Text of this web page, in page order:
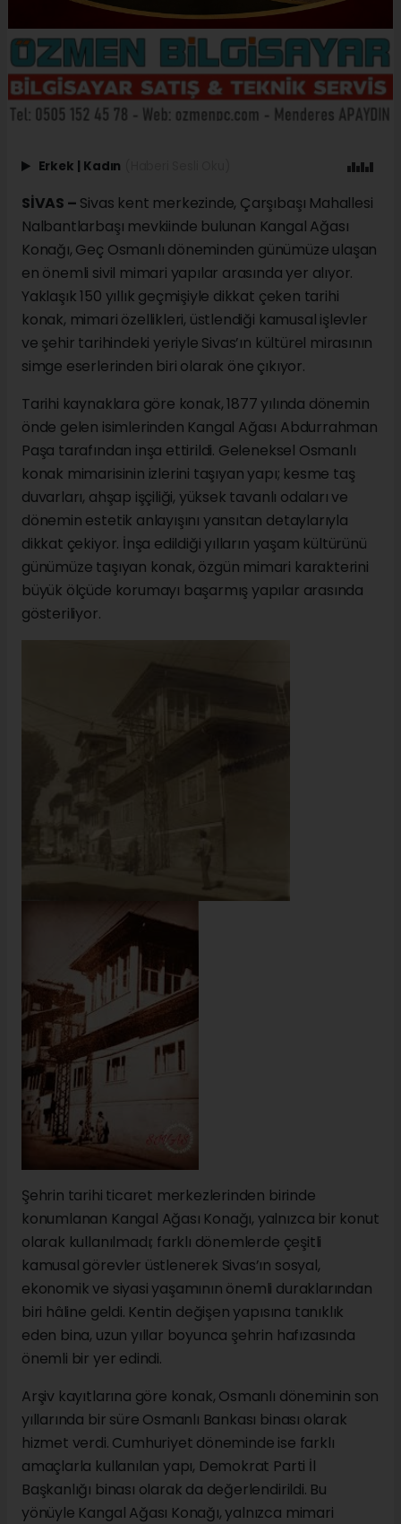
Erkek | Kadın
SİVAS – Sivas kent merkezinde, Çarşıbaşı Mahallesi
Nalbantlarbaşı mevkiinde bulunan Kangal Ağası
Konağı, Geç Osmanlı döneminden günümüze ulaşan
en önemli sivil mimari yapılar arasında yer alıyor.
Yaklaşık 150 yıllık geçmişiyle dikkat çeken tarihi
konak, mimari özellikleri, üstlendiği kamusal işlevler
ve şehir tarihindeki yeriyle Sivas’ın kültürel mirasının
simge eserlerinden biri olarak öne çıkıyor.
Tarihi kaynaklara göre konak, 1877 yılında dönemin
önde gelen isimlerinden Kangal Ağası Abdurrahman
Paşa tarafından inşa ettirildi. Geleneksel Osmanlı
konak mimarisinin izlerini taşıyan yapı; kesme taş
duvarları, ahşap işçiliği, yüksek tavanlı odaları ve
dönemin estetik anlayışını yansıtan detaylarıyla
dikkat çekiyor. İnşa edildiği yılların yaşam kültürünü
günümüze taşıyan konak, özgün mimari karakterini
büyük ölçüde korumayı başarmış yapılar arasında
gösteriliyor.
Şehrin tarihi ticaret merkezlerinden birinde
konumlanan Kangal Ağası Konağı, yalnızca bir konut
olarak kullanılmadı; farklı dönemlerde çeşitli
kamusal görevler üstlenerek Sivas’ın sosyal,
ekonomik ve siyasi yaşamının önemli duraklarından
biri hâline geldi. Kentin değişen yapısına tanıklık
eden bina, uzun yıllar boyunca şehrin hafızasında
önemli bir yer edindi.
Arşiv kayıtlarına göre konak, Osmanlı döneminin son
yıllarında bir süre Osmanlı Bankası binası olarak
hizmet verdi. Cumhuriyet döneminde ise farklı
amaçlarla kullanılan yapı, Demokrat Parti İl
Başkanlığı binası olarak da değerlendirildi. Bu
yönüyle Kangal Ağası Konağı, yalnızca mimari